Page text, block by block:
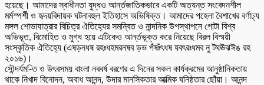
হয়েছে। আমাদের স্বাধীনতা যুদ্ধও আর্ন্তজাতিকভাবে একটি অত্যন্ত সংবেদনশীল
মর্মস্পর্শী ও হৃদয়বিদায়ক ঘটনাবহুল ইতিহাসে অভিষিক্ত। আমাদের পহেলা বৈশাখের বর্ণাঢ্য
মঙ্গল শোভাযাত্রার বিচিত্র ঐতিহ্যের সমন্বিত ও নান্দনিক উপস্থাপনে গোটা বিশ্ব
অভিভূত, বিমোহিত ও মুগ্ধ হয়ে এটিকেও আর্ন্তভূক্ত করে নিয়েছে বিরল বিস্ময়ী
সংস্কৃতিক ঐতিহ্যে (এষড়নধষ রহঃধহমরনষব ড়ভ পঁষঃঁৎধষ যবৎরঃধমব নু টঘঊঝঈঙ রহ
২০১৬)।
সৌন্দর্যম-িত ও উৎবসময় বাংলা নববর্ষ বরণের এ দিনের সকল কার্যক্রমের আনুষ্ঠানিকতায়
থাকে নিখাদ বিনোদন, অবাধ আনন্দ, উদার মানসিকতার আত্মিক ঘনিষ্ঠতার ছোঁয়া। আনন্দ